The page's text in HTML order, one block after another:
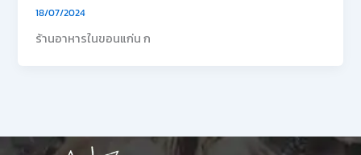
18/07/2024
ร้านอาหารในขอนแก่น ก